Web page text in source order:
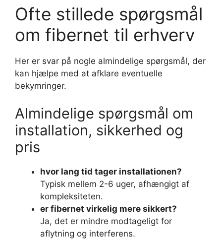
Ofte stillede spørgsmål
om fibernet til erhverv
Her er svar på nogle almindelige spørgsmål, der
kan hjælpe med at afklare eventuelle
bekymringer.
Almindelige spørgsmål om
installation, sikkerhed og
pris
hvor lang tid tager installationen?
Typisk mellem 2-6 uger, afhængigt af
kompleksiteten.
er fibernet virkelig mere sikkert?
Ja, det er mindre modtageligt for
aflytning og interferens.